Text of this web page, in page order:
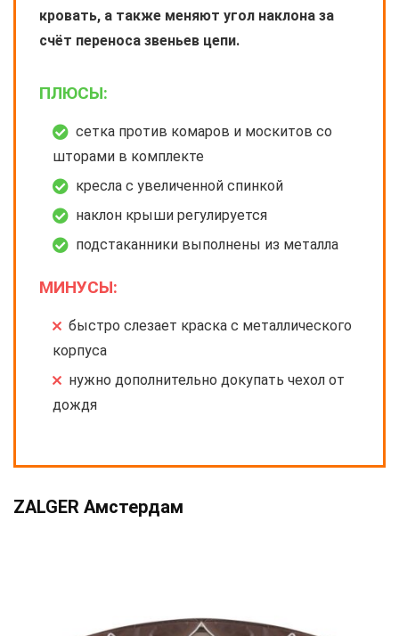
кровать, а также меняют угол наклона за
счёт переноса звеньев цепи.
ПЛЮСЫ:
сетка против комаров и москитов со
шторами в комплекте
кресла с увеличенной спинкой
наклон крыши регулируется
подстаканники выполнены из металла
МИНУСЫ:
быстро слезает краска с металлического
корпуса
нужно дополнительно докупать чехол от
дождя
ZALGER Амстердам